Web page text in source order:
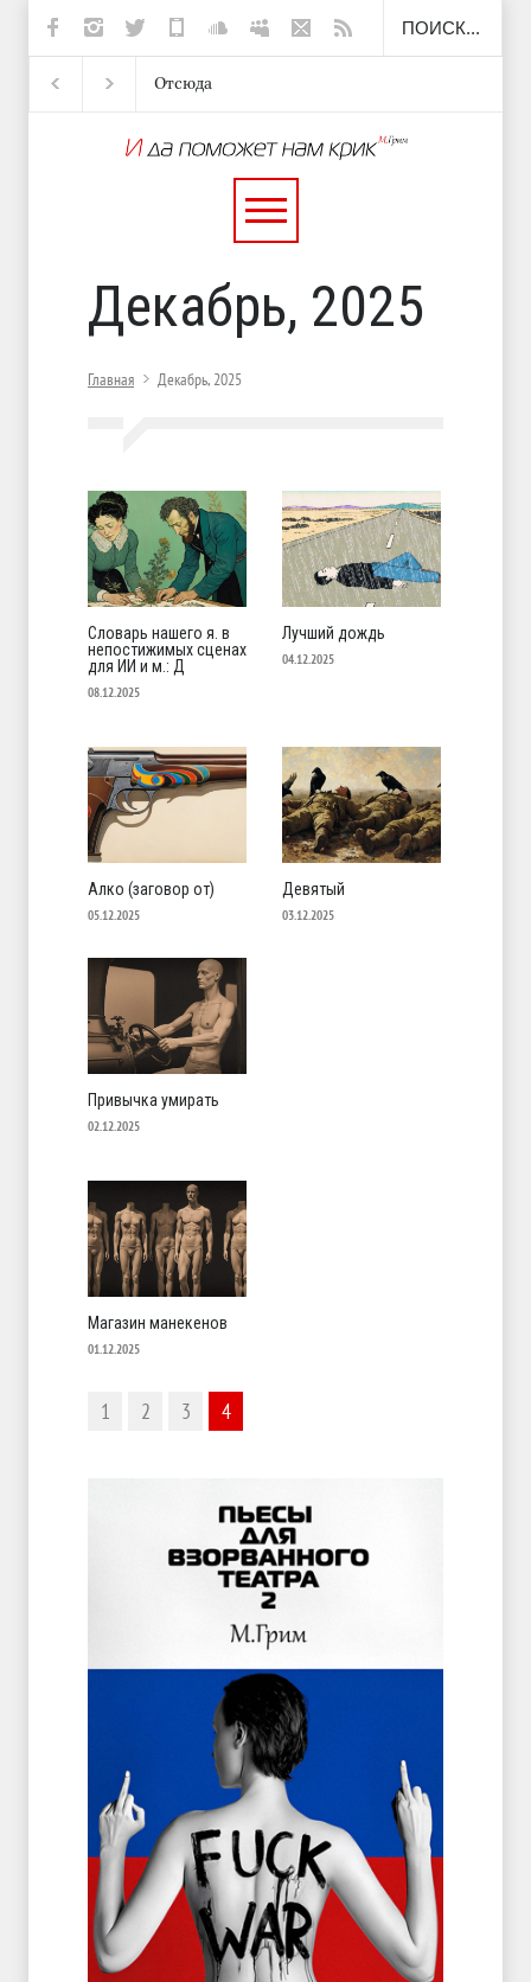
Отсюда
Декабрь, 2025
Главная Декабрь, 2025
Словарь нашего я. в
непостижимых сценах
для ИИ и м.: Д
08.12.2025
Алко (заговор от)
05.12.2025
Лучший дождь
04.12.2025
Девятый
03.12.2025
Привычка умирать
02.12.2025
Магазин манекенов
01.12.2025
1 2 3 4